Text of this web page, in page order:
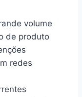
volume
de produto
redes